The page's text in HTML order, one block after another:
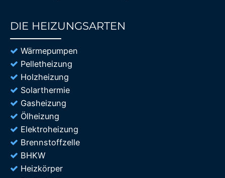
DIE HEIZUNGSARTEN
Wärmepumpen
Pelletheizung
Holzheizung
Solarthermie
Gasheizung
Ölheizung
Elektroheizung
Brennstoffzelle
BHKW
Heizkörper